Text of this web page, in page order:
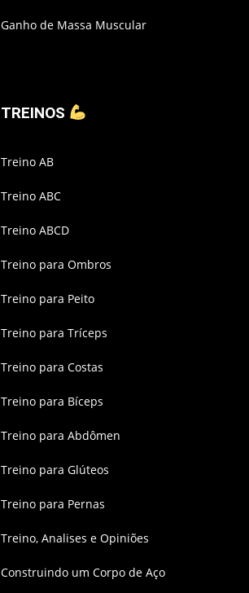
Ganho de Massa Muscular
TREINOS
Treino AB
Treino ABC
Treino ABCD
Treino para Ombros
Treino para Peito
Treino para Tríceps
Treino para Costas
Treino para Bíceps
Treino para Abdômen
Treino para Glúteos
Treino para Pernas
Treino, Analises e Opiniões
Construindo um Corpo de Aço